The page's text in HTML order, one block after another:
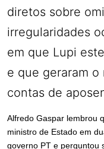
diretos sobre
irregularidades
em que Lupi
e que geraram
contas de
Alfredo Gaspar lembrou
ministro de Estado em
governo PT e perguntou